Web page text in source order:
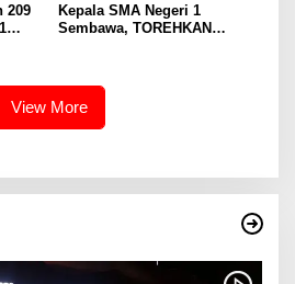
209
Kepala SMA Negeri 1
Sembawa, TOREHKAN
View More